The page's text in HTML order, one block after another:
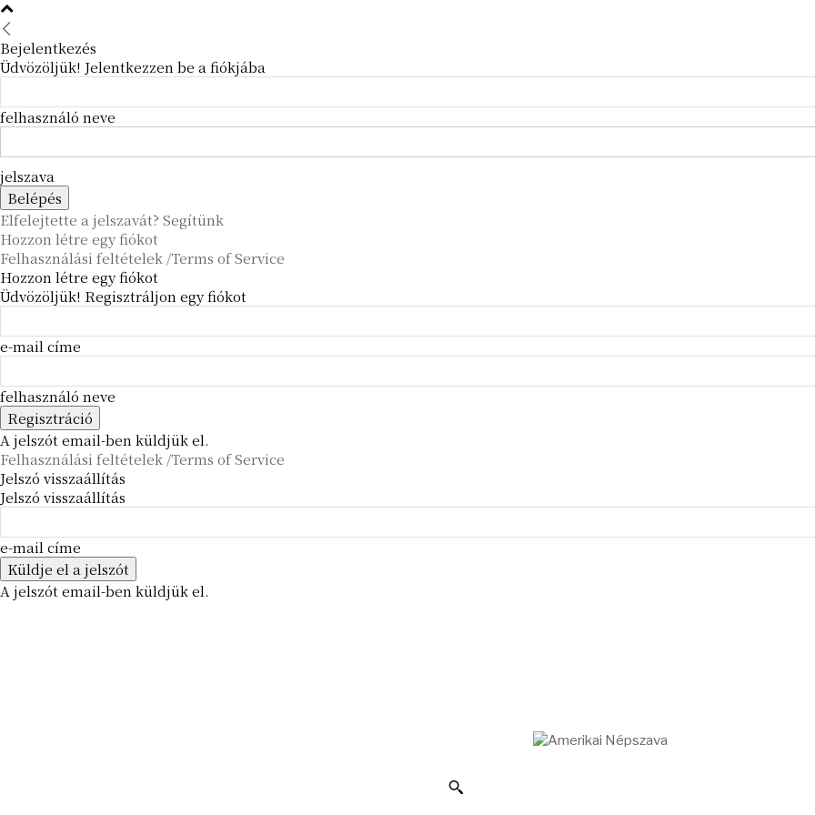
Bejelentkezés
Üdvözöljük! Jelentkezzen be a fiókjába
felhasználó neve
jelszava
Elfelejtette a jelszavát? Segítünk
Hozzon létre egy fiókot
Felhasználási feltételek /Terms of Service
Hozzon létre egy fiókot
Üdvözöljük! Regisztráljon egy fiókot
e-mail címe
felhasználó neve
A jelszót email-ben küldjük el.
Felhasználási feltételek /Terms of Service
Jelszó visszaállítás
Jelszó visszaállítás
e-mail címe
A jelszót email-ben küldjük el.